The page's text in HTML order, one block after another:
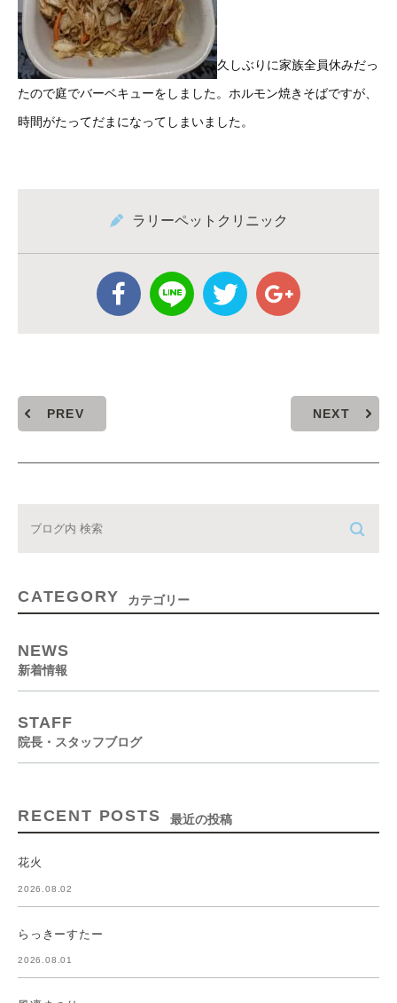
久しぶりに家族全員休みだっ
たので庭でバーベキューをしました。ホルモン焼きそばですが、
時間がたってだまになってしまいました。
ラリーペットクリニック
PREV NEXT
CATEGORY カテゴリー
NEWS
新着情報
STAFF
院長・スタッフブログ
RECENT POSTS 最近の投稿
花火
2026.08.02
らっきーすたー
2026.08.01